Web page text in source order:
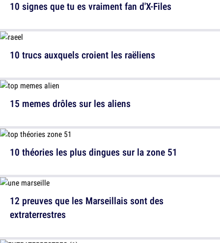
10 signes que tu es vraiment fan d'X-Files
15 memes drôles sur les aliens
12 preuves que les Marseillais sont des
extraterrestres
10 trucs auxquels croient les raëliens
10 théories les plus dingues sur la zone 51